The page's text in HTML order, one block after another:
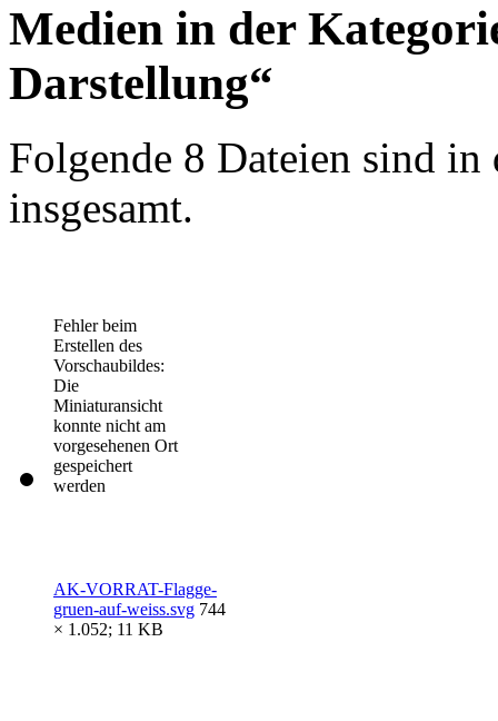
Medien in der
Darstellung“
Folgende 8 Dateien sind
insgesamt.
Fehler beim
Erstellen des
Vorschaubildes:
Die
Miniaturansicht
konnte nicht am
vorgesehenen Ort
gespeichert
werden
AK-VORRAT-Flagge-
gruen-auf-weiss.svg 744
× 1.052; 11 KB